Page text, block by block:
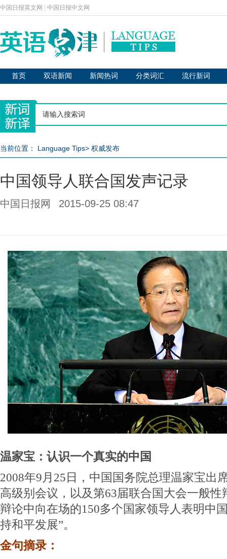
中国日报英文网 中国日报中文网
首页 双语新闻 新闻热词 分类词汇 流行新词
当前位置： Language Tips> 权威发布
中国领导人联合国发声记录
中国日报网 2015-09-25 08:47
温家宝：认识一个真实的中国
2008年9月25日，中国国务院总理温家宝出
高级别会议，以及第63届联合国大会一般
辩论中向在场的150多个国家领导人表明中
持和平发展”。
金句摘录：